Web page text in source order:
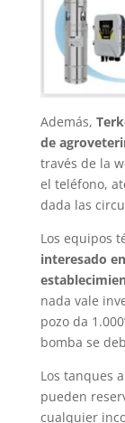
Además,
de
través de la
el teléfono,
dada las
Los equipos
interesado
nada vale
pozo da
bomba se
Los tanques
pueden
cualquier